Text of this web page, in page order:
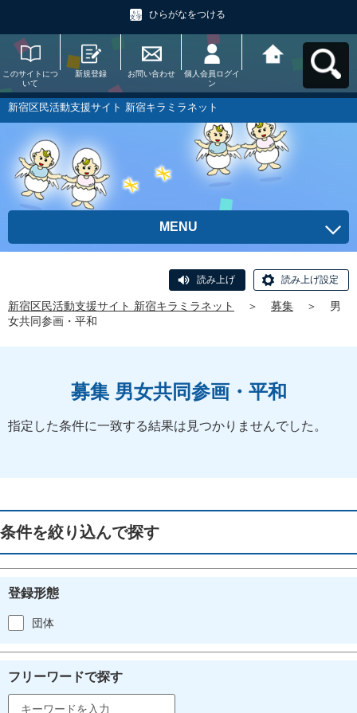
ひらがなをつける
このサイトにつ
いて
新規登録 お問い合わせ
個人会員ログイ
ン
ラミラネットへ
新宿区民活動支援サイト 新宿キラミラネット
MENU
読み上げ 読み上げ設定
新宿区民活動支援サイト 新宿キラミラネット ＞ 募集 ＞
男
女共同参画・平和
募集 男女共同参画・平和
指定した条件に一致する結果は見つかりませんでした。
条件を絞り込んで探す
登録形態
団体
フリーワードで探す